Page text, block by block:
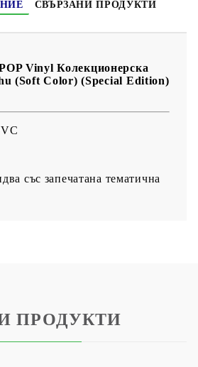
СВЪРЗАНИ ПРОДУКТИ
Vinyl Колекционерска
(Soft Color) (Special Edition)
със запечатана тематична
ПРОДУКТИ